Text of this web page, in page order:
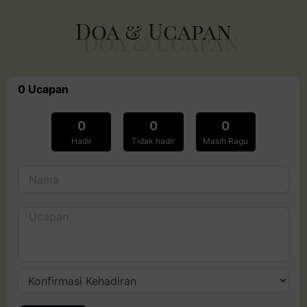
Doa & Ucapan
0 Ucapan
0
Hadir
0
Tidak hadir
0
Masih Ragu